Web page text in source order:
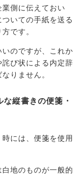
側に伝えておい
いての手紙を送る
です。
のですが、これか
び状による内定辞
りません。
縦書きの便箋・
には、便箋を使用
地のものが一般的